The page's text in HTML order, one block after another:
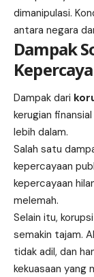
dimanipulasi.
antara negara
Dampak
Dampak dari
kerugian
lebih dalam.
Salah satu
kepercayaan
kepercayaan
melemah.
Selain itu,
semakin tajam.
tidak adil, dan
kekuasaan yang